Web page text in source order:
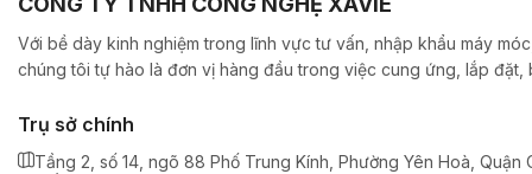
Với bề dày kinh nghiệm trong lĩnh vực tư vấn, nhập khẩu máy
chúng tôi tự hào là đơn vị hàng đầu trong việc cung ứng, lắp đặt,
Trụ sở chính
Tầng 2, số 14, ngõ 88 Phố Trung Kính, Phường Yên Hoà, Quận